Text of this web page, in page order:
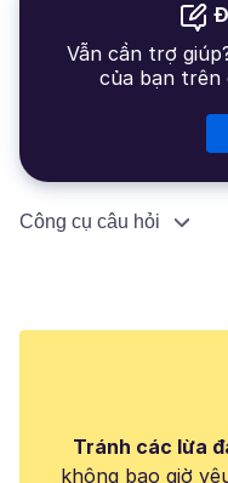
Vẫn cần trợ
của bạn trên
Công cụ câu hỏi
Tránh các lừa
không bao giờ